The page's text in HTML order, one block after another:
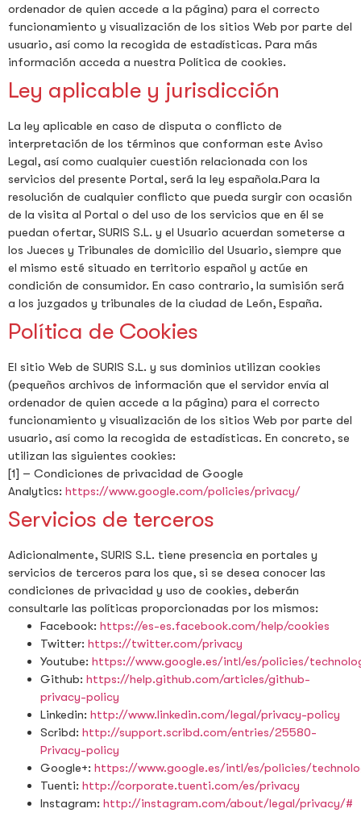
ordenador de quien accede a la página) para el correcto
funcionamiento y visualización de los sitios Web por parte del
usuario, así como la recogida de estadísticas. Para más
información acceda a nuestra Política de cookies.
Ley aplicable y jurisdicción
La ley aplicable en caso de disputa o conflicto de
interpretación de los términos que conforman este Aviso
Legal, así como cualquier cuestión relacionada con los
servicios del presente Portal, será la ley española.Para la
resolución de cualquier conflicto que pueda surgir con ocasión
de la visita al Portal o del uso de los servicios que en él se
puedan ofertar, SURIS S.L. y el Usuario acuerdan someterse a
los Jueces y Tribunales de domicilio del Usuario, siempre que
el mismo esté situado en territorio español y actúe en
condición de consumidor. En caso contrario, la sumisión será
a los juzgados y tribunales de la ciudad de León, España.
Política de Cookies
El sitio Web de SURIS S.L. y sus dominios utilizan cookies
(pequeños archivos de información que el servidor envía al
ordenador de quien accede a la página) para el correcto
funcionamiento y visualización de los sitios Web por parte del
usuario, así como la recogida de estadísticas. En concreto, se
utilizan las siguientes cookies:
[1] – Condiciones de privacidad de Google
Analytics: https://www.google.com/policies/privacy/
Servicios de terceros
Adicionalmente, SURIS S.L. tiene presencia en portales y
servicios de terceros para los que, si se desea conocer las
condiciones de privacidad y uso de cookies, deberán
consultarle las políticas proporcionadas por los mismos:
Facebook: https://es-es.facebook.com/help/cookies
Twitter: https://twitter.com/privacy
Youtube: https://www.google.es/intl/es/policies/
Github: https://help.github.com/articles/github-
privacy-policy
Linkedin: http://www.linkedin.com/legal/privacy-policy
Scribd: http://support.scribd.com/entries/25580-
Privacy-policy
Google+: https://www.google.es/intl/es/policies/
Tuenti: http://corporate.tuenti.com/es/privacy
Instagram: http://instagram.com/about/legal/privacy/#